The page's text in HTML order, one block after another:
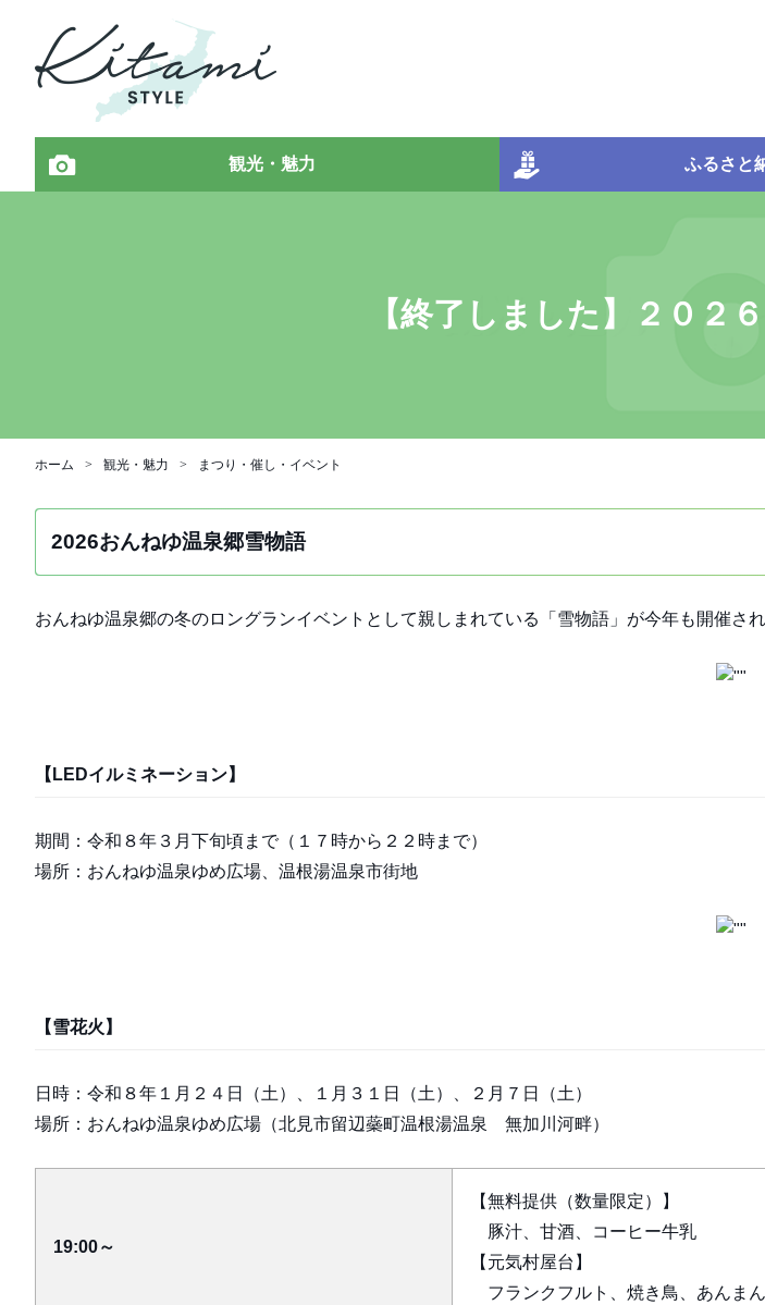
観光・魅力 ふるさと
【終了しました】２０２
ホーム 観光・魅力 まつり・催し・イベント
2026おんねゆ温泉郷雪物語
おんねゆ温泉郷の冬のロングランイベントとして親しまれている「雪物語」が今年も開催され
【LEDイルミネーション】
期間：令和８年３月下旬頃まで（１７時から２２時まで）
場所：おんねゆ温泉ゆめ広場、温根湯温泉市街地
【雪花火】
日時：令和８年１月２４日（土）、１月３１日（土）、２月７日（土）
場所：おんねゆ温泉ゆめ広場（北見市留辺蘂町温根湯温泉 無加川河畔）
19:00～
【無料提供（数量限定）】
豚汁、甘酒、コーヒー牛乳
【元気村屋台】
フランクフルト、焼き鳥、あんま